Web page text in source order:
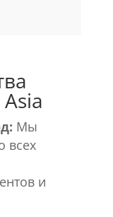
Мы
всех
и